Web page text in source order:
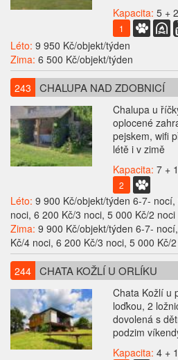
Kapacita: 5 +
1
Léto: 9 950 Kč/objekt/týden
Zima: 6 500 Kč/objekt/týden
243 CHALUPA NAD ZDOBNICÍ
Chalupa u
oplocené
pejskem, wifi
létě i v zimě
Kapacita: 7 +
2
Léto: 9 900 Kč/objekt/týden 6-7-
noci, 6 200 Kč/3 noci, 5 000 Kč/2 noci
Zima: 9 900 Kč/objekt/týden 6-7-
Kč/4 noci, 6 200 Kč/3 noci, 5 000 Kč/
244 CHATA KOŽLÍ U ORLÍKU
Chata Kožlí u
loďkou, 2
dovolená s
podzim
Kapacita: 4 +